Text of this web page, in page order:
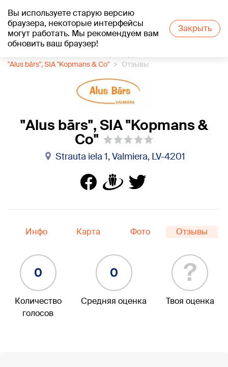
Вы используете старую версию
браузера, некоторые интерфейсы
могут работать. Мы рекомендуем вам
обновить ваш браузер!
Закрыть
+20°C
"Alus bārs", SIA "Kopmans & Co"
Отзывы
"Alus bārs", SIA "Kopmans &
Co"
Strauta iela 1, Valmiera, LV-4201
Инфо Карта Фото Отзывы
0
Количество
голосов
0
Средняя оценка
?
Твоя оценка